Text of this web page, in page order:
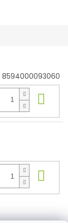
8594000093060